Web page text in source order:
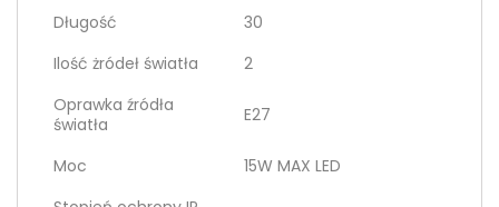
Długość
30
Ilość żródeł światła
2
Oprawka źródła
światła
E27
Moc
15W MAX LED